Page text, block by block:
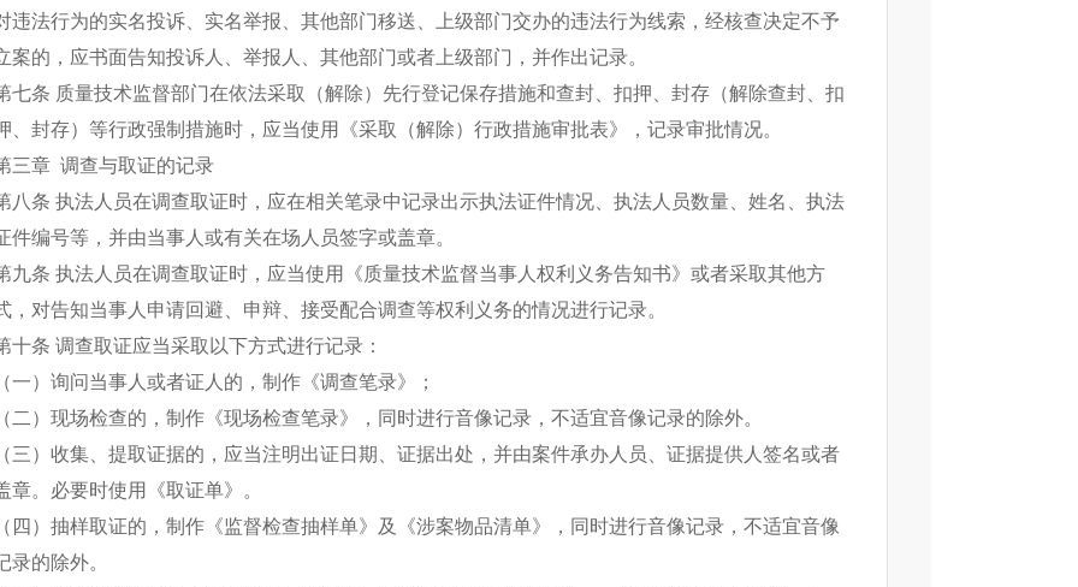
违法行为的实名投诉、实名举报、其他部门移送、上级部门交办的违法行为线索，经核查决定不予
案的，应书面告知投诉人、举报人、其他部门或者上级部门，并作出记录。
七条 质量技术监督部门在依法采取（解除）先行登记保存措施和查封、扣押、封存（解除查封、扣
、封存）等行政强制措施时，应当使用《采取（解除）行政措施审批表》，记录审批情况。
三章 调查与取证的记录
八条 执法人员在调查取证时，应在相关笔录中记录出示执法证件情况、执法人员数量、姓名、执法
件编号等，并由当事人或有关在场人员签字或盖章。
九条 执法人员在调查取证时，应当使用《质量技术监督当事人权利义务告知书》或者采取其他方
，对告知当事人申请回避、申辩、接受配合调查等权利义务的情况进行记录。
十条 调查取证应当采取以下方式进行记录：
一）询问当事人或者证人的，制作《调查笔录》；
二）现场检查的，制作《现场检查笔录》，同时进行音像记录，不适宜音像记录的除外。
三）收集、提取证据的，应当注明出证日期、证据出处，并由案件承办人员、证据提供人签名或者
章。必要时使用《取证单》。
四）抽样取证的，制作《监督检查抽样单》及《涉案物品清单》，同时进行音像记录，不适宜音像
录的除外。